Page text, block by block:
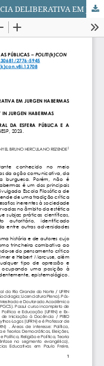
ELUCIDAÇÕES ACERCA DA DEMOCRACIA DELIBERATIVA EM JURGEN HABERMAS